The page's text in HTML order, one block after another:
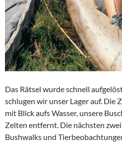
Das Rätsel wurde schnell
schlugen wir unser Lager auf. Die
mit Blick aufs Wasser, unsere
Zelten entfernt. Die nächsten
Bushwalks und